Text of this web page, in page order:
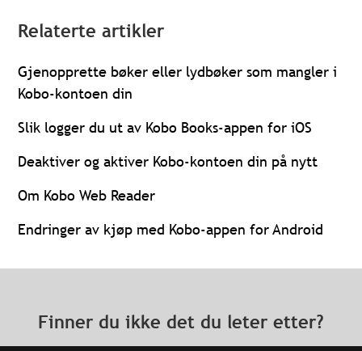
Relaterte artikler
Gjenopprette bøker eller lydbøker som mangler i
Kobo-kontoen din
Slik logger du ut av Kobo Books-appen for iOS
Deaktiver og aktiver Kobo-kontoen din på nytt
Om Kobo Web Reader
Endringer av kjøp med Kobo-appen for Android
Finner du ikke det du leter etter?